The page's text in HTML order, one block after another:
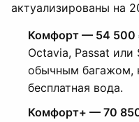
актуализированы на
Комфорт — 54 500
Octavia, Passat
обычным багажом,
бесплатная вода.
Комфорт+ — 70